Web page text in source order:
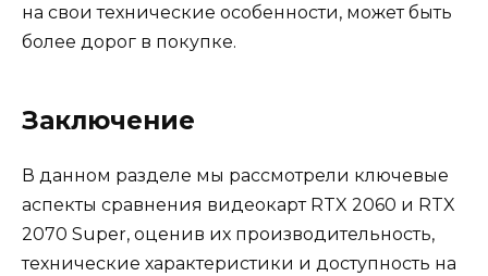
на свои технические особенности, может быть
более дорог в покупке.
Заключение
В данном разделе мы рассмотрели ключевые
аспекты сравнения видеокарт RTX 2060 и RTX
2070 Super, оценив их производительность,
технические характеристики и доступность на